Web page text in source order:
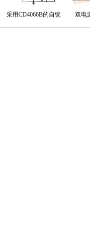
采用CD4066B的自锁
式触摸开关电路
双电